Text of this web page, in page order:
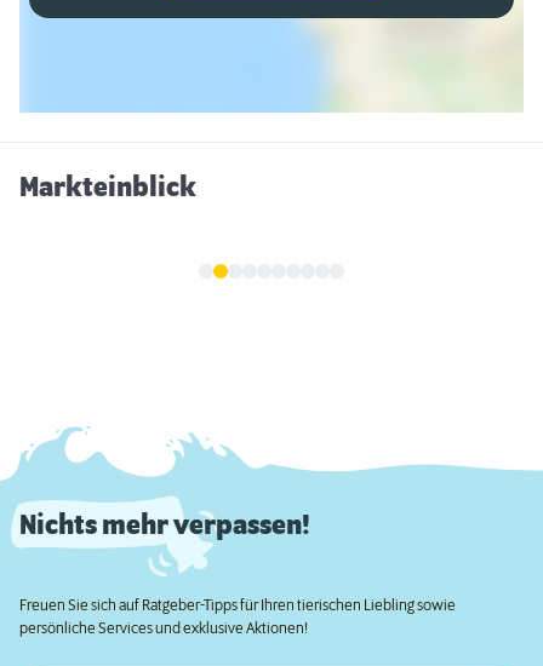
Markteinblick
Nichts mehr verpassen!
Freuen Sie sich auf Ratgeber-Tipps für Ihren tierischen Liebling sowie
persönliche Services und exklusive Aktionen!